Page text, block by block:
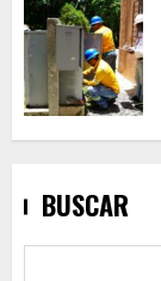
BUSCAR